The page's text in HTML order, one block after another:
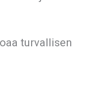
turvallisen